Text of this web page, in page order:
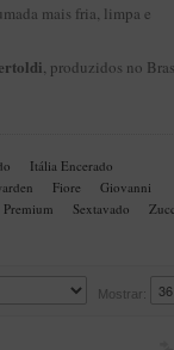
mais fria, limpa e
, produzidos no
Itália Encerado
Fiore
Giovanni
Premium Sextavado
Mostrar: